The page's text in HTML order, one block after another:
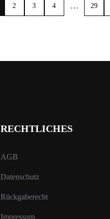
2 3 4 … 29
RECHTLICHES
AGB
Datenschutz
Rückgaberecht
Impressum